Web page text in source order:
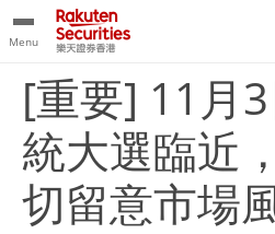
Menu
[重要] 11月
統大選臨近
切留意市場